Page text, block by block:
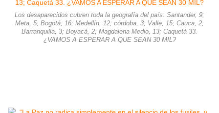
Los desaparecidos cubren toda la geografía del país: Santander, 9;
Meta, 5; Bogotá, 16; Medellín, 12; córdoba, 3; Valle, 15; Cauca, 2;
Barranquilla, 3; Boyacá, 2; Magdalena Medio, 13; Caquetá 33.
¿VAMOS A ESPERAR A QUE SEAN 30 MIL?